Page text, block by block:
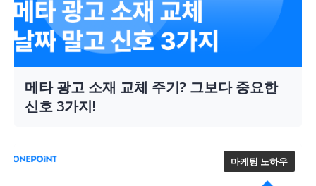
메타 광고 소재 교체 주기? 그보다 중요한
신호 3가지!
마케팅 노하우